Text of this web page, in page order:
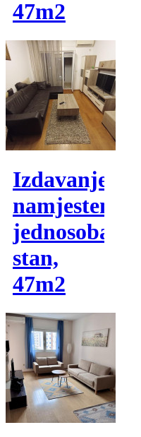
47m2
Izdavanje,
namjesten
jednosoban
stan,
47m2